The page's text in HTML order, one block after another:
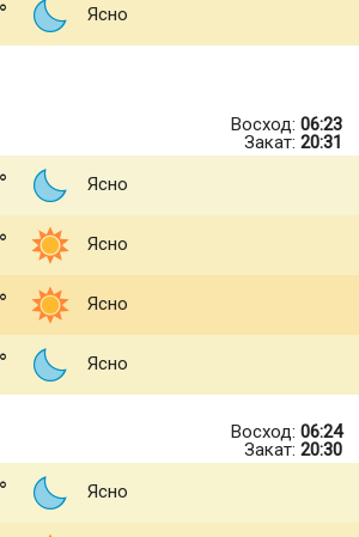
Ясно
Восход: 06:23
Закат: 20:31
Ясно
Ясно
Ясно
Ясно
Восход: 06:24
Закат: 20:30
Ясно